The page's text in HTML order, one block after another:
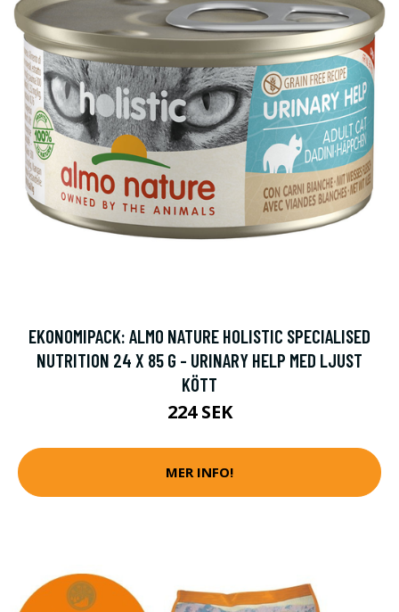
EKONOMIPACK: ALMO NATURE HOLISTIC SPECIALISED
NUTRITION 24 X 85 G - URINARY HELP MED LJUST
KÖTT
224 SEK
MER INFO!